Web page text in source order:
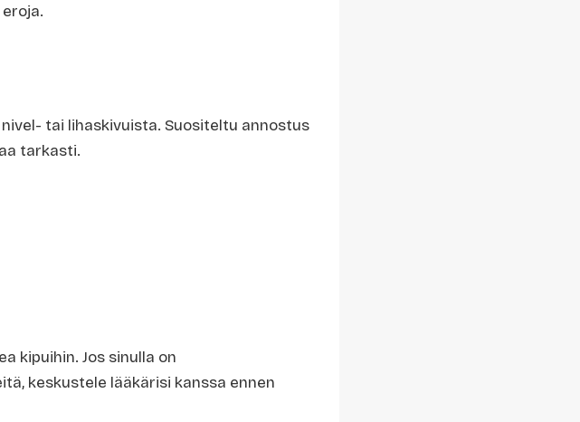
tai lihaskivuista. Suositeltu annostus
tarkasti.
kipuihin. Jos sinulla on
keskustele lääkärisi kanssa ennen